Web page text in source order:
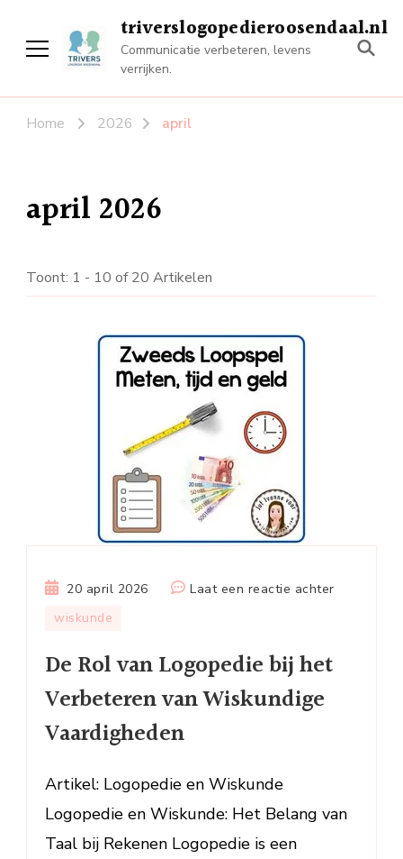
triverslogopedieroosendaal.nl
Communicatie verbeteren, levens
verrijken.
Home 2026 april
april 2026
Toont: 1 - 10 of 20 Artikelen
20 april 2026 Laat een reactie achterop
wiskunde
De Rol van Logopedie bij het
Verbeteren van Wiskundige
Vaardigheden
Artikel: Logopedie en Wiskunde
Logopedie en Wiskunde: Het Belang van
Taal bij Rekenen Logopedie is een